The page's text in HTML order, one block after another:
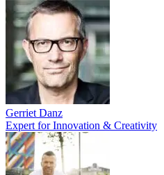
Gerriet Danz
Expert for Innovation & Creativity